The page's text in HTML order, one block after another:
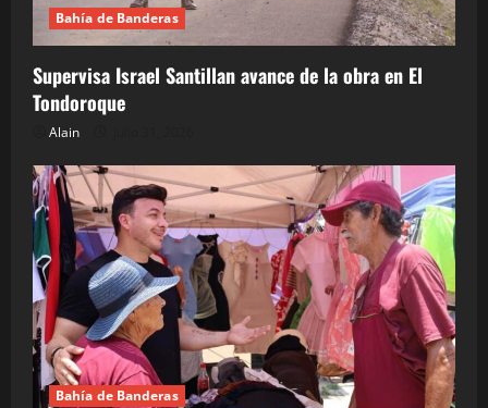
Bahía de Banderas
Supervisa Israel Santillan avance de la obra en El
Tondoroque
Alain
Bahía de Banderas